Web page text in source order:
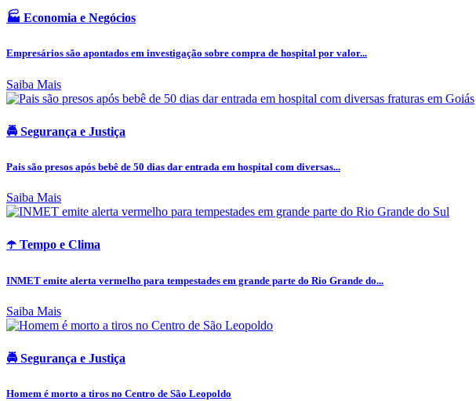
🏭 Economia e Negócios
Empresários são apontados em investigação sobre compra de hospital por valor...
Saiba Mais
🚔 Segurança e Justiça
Pais são presos após bebê de 50 dias dar entrada em hospital com diversas...
Saiba Mais
☂️ Tempo e Clima
INMET emite alerta vermelho para tempestades em grande parte do Rio Grande do...
Saiba Mais
🚔 Segurança e Justiça
Homem é morto a tiros no Centro de São Leopoldo